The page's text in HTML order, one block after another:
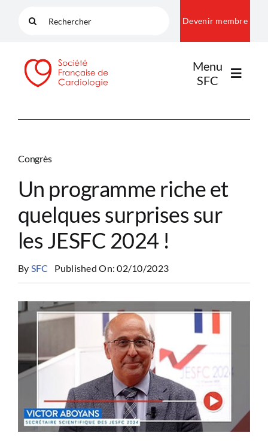
Rechercher: Devenir membre
Menu
SFC
PUBLICATIONS
CONGRÈS
RECHERCHE
PRIX ET BOURSES
FORMATION
Congrès
Un programme riche et
quelques surprises sur
les JESFC 2024 !
By SFC Published On: 02/10/2023